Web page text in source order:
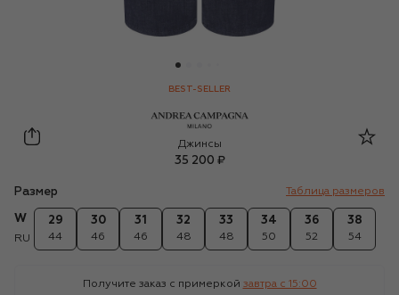
BEST-SELLER
Andrea Campagna
Джинсы
35 200 ₽
Размер Таблица размеров
W
RU
29
44
30
46
31
46
32
48
33
48
34
50
36
52
38
54
Получите заказ с примеркой завтра c 15:00